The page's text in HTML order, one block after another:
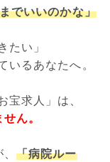
でいいのかな」
たい」
いるあなたへ。
宝求人」は、
ん。
、「病院ルー